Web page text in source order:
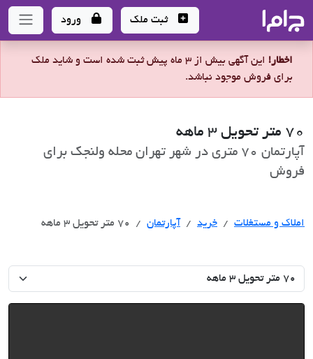
- سامانه جامع املاک و مشاورین املاک
ثبت ملک ورود
اخطار!
این آگهی بیش از 3 ماه پیش ثبت شده است و شاید ملک
برای فروش موجود نباشد.
70 متر تحویل ٣ ماهه
آپارتمان 70 متری در شهر تهران محله ولنجک برای
فروش
املاک و مستغلات خرید خرید
آپارتمان 70 متر تحویل ٣ ماهه